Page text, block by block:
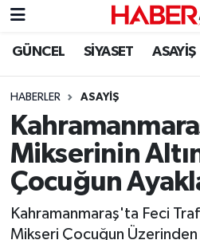
GÜNCEL SİYASET ASAYİŞ
HABERLER ASAYİŞ
Mikserinin
Çocuğun
Kahramanmaraş'ta Feci
Mikseri Çocuğun Üzerinden
GÜNCEL
SİYASET
EKONOMİ
SPOR
YAŞAM
Nöbetçi Eczaneler
Hava Durumu
Kahramanmaraş
Trafik Durumu
Süper Lig Puan Durumu